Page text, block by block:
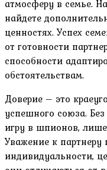
атмосферу в семье.
найдете
ценностях. Успех
от готовности
способности
обстоятельствам.
Доверие – это
успешного союза.
игру в шпионов,
Уважение к партнеру
индивидуальности,